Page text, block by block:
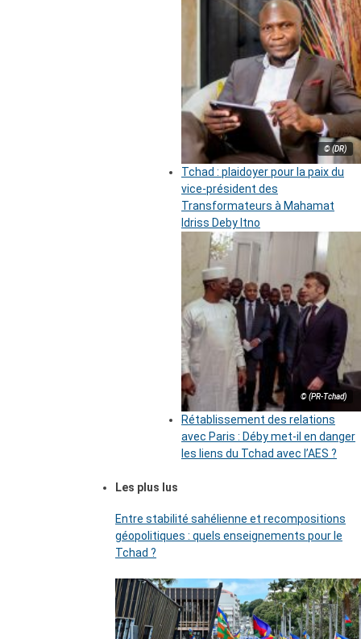
© (DR)
Tchad : plaidoyer pour la paix du
vice-président des
Transformateurs à Mahamat
Idriss Deby Itno
© (PR-Tchad)
Rétablissement des relations
avec Paris : Déby met-il en danger
les liens du Tchad avec l’AES ?
Les plus lus
Entre stabilité sahélienne et recompositions
géopolitiques : quels enseignements pour le
Tchad ?